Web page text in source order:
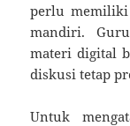
perlu
mandiri.
materi digital
diskusi tetap
Untuk